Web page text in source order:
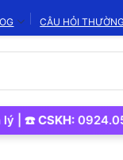
CÂU HỎI